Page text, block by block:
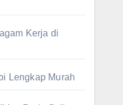
Kerja di
Lengkap Murah